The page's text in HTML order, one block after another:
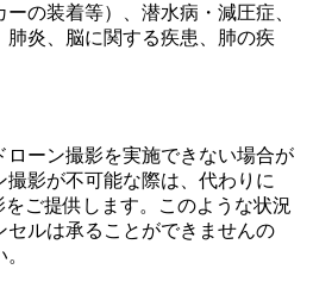
の装着等）、潜水病・減圧症、
肺炎、脳に関する疾患、肺の疾
ローン撮影を実施できない場合が
撮影が不可能な際は、代わりに
をご提供します。このような状況
セルは承ることができませんの